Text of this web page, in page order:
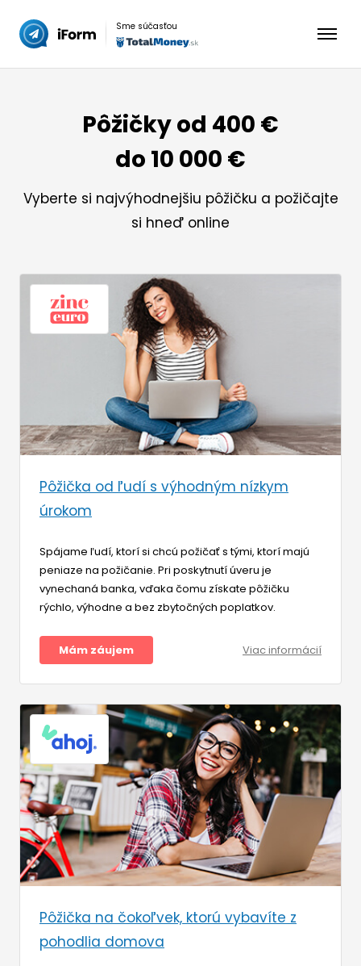
obsah Sme súčasťou
Pôžičky od 400 €
do 10 000 €
Vyberte si najvýhodnejšiu pôžičku a požičajte
si hneď online
Pôžička od ľudí s výhodným nízkym
úrokom
Spájame ľudí, ktorí si chcú požičať s tými, ktorí majú
peniaze na požičanie. Pri poskytnutí úveru je
vynechaná banka, vďaka čomu získate pôžičku
rýchlo, výhodne a bez zbytočných poplatkov.
Mám záujem Viac informácií
Pôžička na čokoľvek, ktorú vybavíte z
pohodlia domova